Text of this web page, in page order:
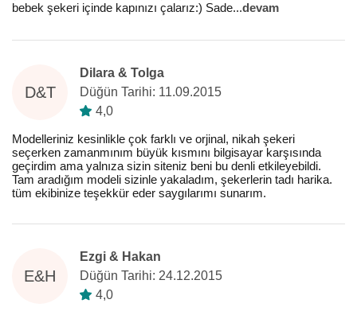
bebek şekeri içinde kapınızı çalarız:) Sade...devam
D&T
Dilara & Tolga
Düğün Tarihi: 11.09.2015
4,0
Modelleriniz kesinlikle çok farklı ve orjinal, nikah şekeri
seçerken zamanmınım büyük kısmını bilgisayar karşısında
geçirdim ama yalnıza sizin siteniz beni bu denli etkileyebildi.
Tam aradığım modeli sizinle yakaladım, şekerlerin tadı harika.
tüm ekibinize teşekkür eder saygılarımı sunarım.
E&H
Ezgi & Hakan
Düğün Tarihi: 24.12.2015
4,0